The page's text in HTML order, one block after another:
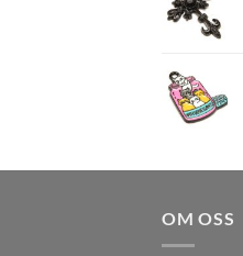
OM OSS